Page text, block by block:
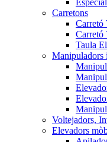
Carretons
Carretó
Carretó
Taula
Manipuladors
Voltejadors,
Elevadors